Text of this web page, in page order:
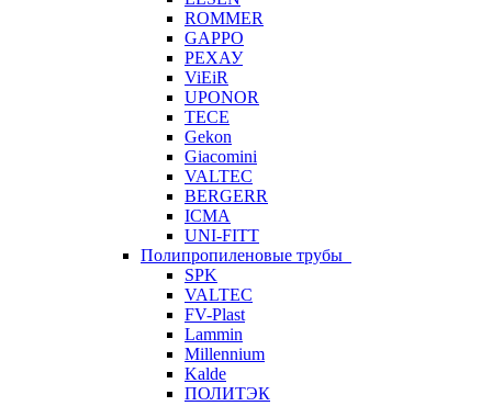
ROMMER
GAPPO
РЕХАУ
ViEiR
UPONOR
TECE
Gekon
Giacomini
VALTEC
BERGERR
ICMA
UNI-FITT
Полипропиленовые трубы
SPK
VALTEC
FV-Plast
Lammin
Millennium
Kalde
ПОЛИТЭК